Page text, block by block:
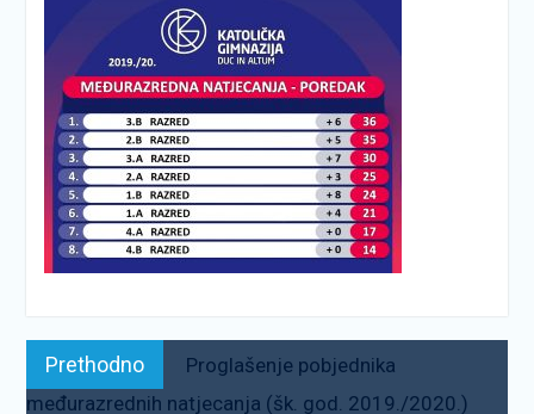
Navigacija
objava
Prethodno Prethodno:
Proglašenje pobjednika
međurazrednih natjecanja (šk. god. 2019./2020.)